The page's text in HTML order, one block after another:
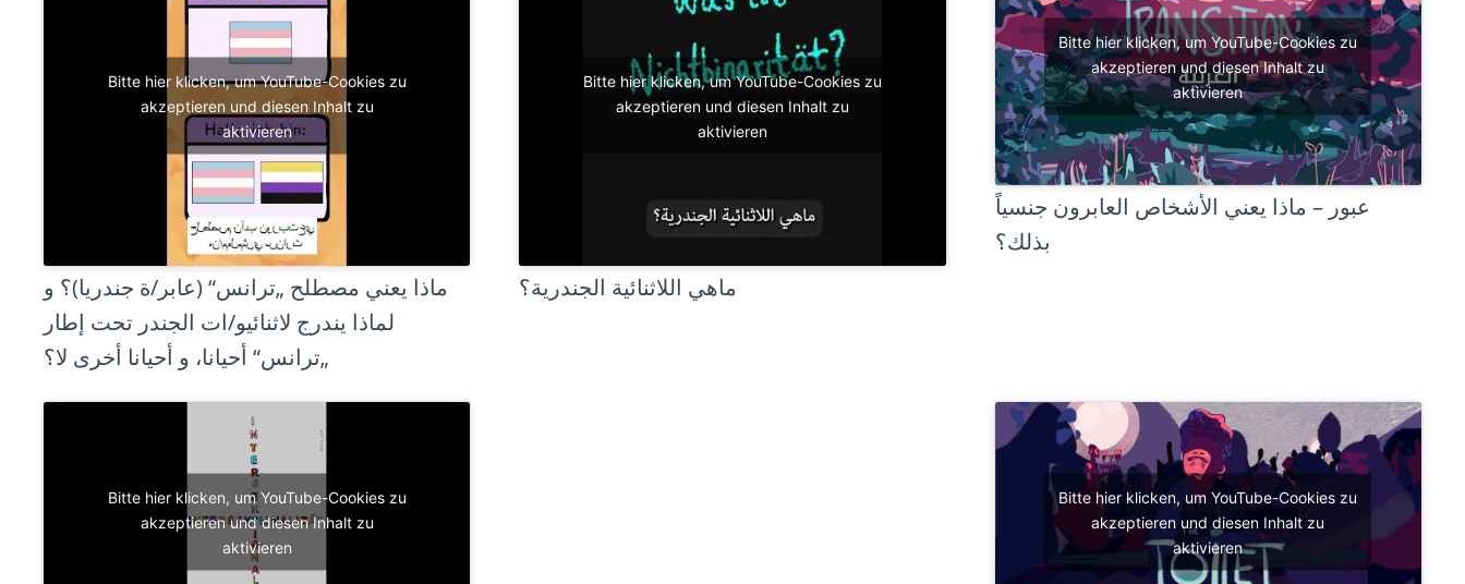
Bitte hier klicken, um YouTube-Cookies zu
akzeptieren und diesen Inhalt zu
aktivieren
ماذا يعني مصطلح „ترانس“ (عابر/ة جندريا)؟ و
لماذا يندرج لاثنائيو/ات الجندر تحت إطار
„ترانس“ أحيانا، و أحيانا أخرى لا؟
Bitte hier klicken, um YouTube-Cookies zu
akzeptieren und diesen Inhalt zu
aktivieren
ماهي اللاثنائية الجندرية؟
Bitte hier klicken, um YouTube-Cookies zu
akzeptieren und diesen Inhalt zu
aktivieren
عبور – ماذا يعني الأشخاص العابرون جنسياً
بذلك؟
Bitte hier klicken, um YouTube-Cookies zu
akzeptieren und diesen Inhalt zu
aktivieren
Bitte hier klicken, um YouTube-Cookies zu
akzeptieren und diesen Inhalt zu
aktivieren